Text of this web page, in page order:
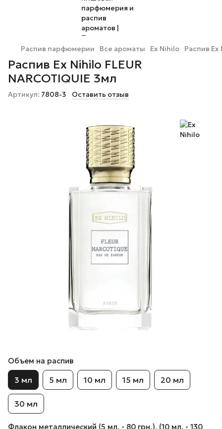
Распив парфюмерии Все ароматы Ex Nihilo Распив Ex
Распив Ex Nihilo FLEUR
NARCOTIQUIE 3мл
Артикул: 7808-3 Оставить отзыв
Объем на распив
3 мл 5 мл 10 мл 15 мл 20 мл
30 мл
Флакон металлический (5 мл. - 80 грн.), (10 мл. - 130